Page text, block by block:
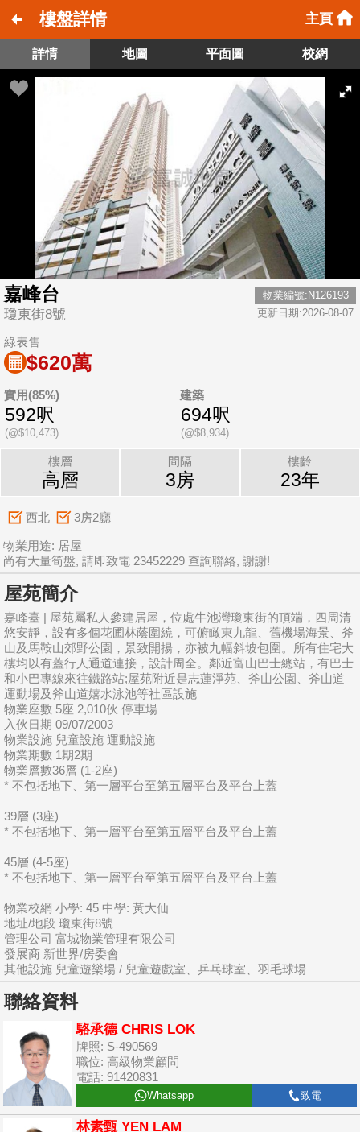
樓盤詳情 主頁
詳情 地圖 平面圖 校網
嘉峰台
瓊東街8號
物業編號:N126193
更新日期:2026-08-07
綠表售
$620萬
實用(85%)
592呎
(@$10,473)
建築
694呎
(@$8,934)
樓層
高層
間隔
3房
樓齡
23年
西北 3房2廳
物業用途: 居屋
尚有大量筍盤, 請即致電 23452229 查詢聯絡, 謝謝!
屋苑簡介
嘉峰臺 | 屋苑屬私人參建居屋，位處牛池灣瓊東街的頂端，四周清
悠安靜，設有多個花圃林蔭圍繞，可俯瞰東九龍、舊機場海景、斧
山及馬鞍山郊野公園，景致開揚，亦被九幅斜坡包圍。所有住宅大
樓均以有蓋行人通道連接，設計周全。鄰近富山巴士總站，有巴士
和小巴專線來往鐵路站;屋苑附近是志蓮淨苑、斧山公園、斧山道
運動場及斧山道嬉水泳池等社區設施
物業座數 5座 2,010伙 停車場
入伙日期 09/07/2003
物業設施 兒童設施 運動設施
物業期數 1期2期
物業層數36層 (1-2座)
* 不包括地下、第一層平台至第五層平台及平台上蓋
39層 (3座)
* 不包括地下、第一層平台至第五層平台及平台上蓋
45層 (4-5座)
* 不包括地下、第一層平台至第五層平台及平台上蓋
物業校網 小學: 45 中學: 黃大仙
地址/地段 瓊東街8號
管理公司 富城物業管理有限公司
發展商 新世界/房委會
其他設施 兒童遊樂場 / 兒童遊戲室、乒乓球室、羽毛球場
聯絡資料
駱承德 CHRIS LOK
牌照: S-490569
職位: 高級物業顧問
電話: 91420831
Whatsapp 致電
林素甄 YEN LAM